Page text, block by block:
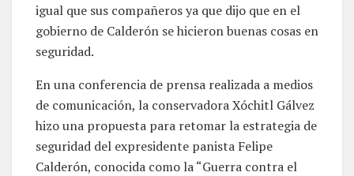
igual que sus compañeros ya que dijo que en el
gobierno de Calderón se hicieron buenas cosas en
seguridad.
En una conferencia de prensa realizada a medios
de comunicación, la conservadora Xóchitl Gálvez
hizo una propuesta para retomar la estrategia de
seguridad del expresidente panista Felipe
Calderón, conocida como la “Guerra contra el